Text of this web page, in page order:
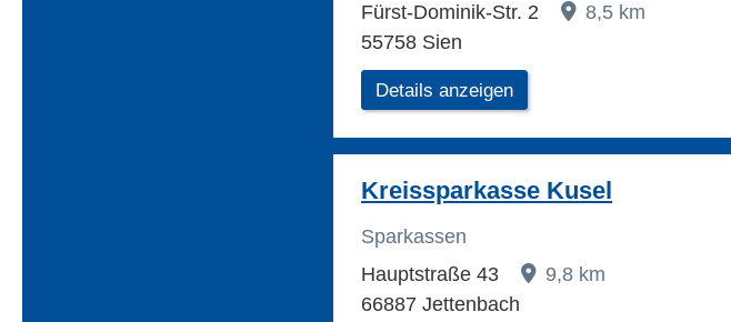
Fürst-Dominik-Str. 2
8,5 km
55758 Sien
Details anzeigen
Kreissparkasse Kusel
Sparkassen
Hauptstraße 43
9,8 km
66887 Jettenbach